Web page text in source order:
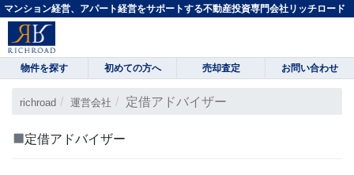
マンション経営、アパート経営をサポートする不動産投資専門会社リッチロード
物件を探す 初めての方へ 売却査定 お問い合わせ
richroad 運営会社 定借アドバイザー
定借アドバイザー